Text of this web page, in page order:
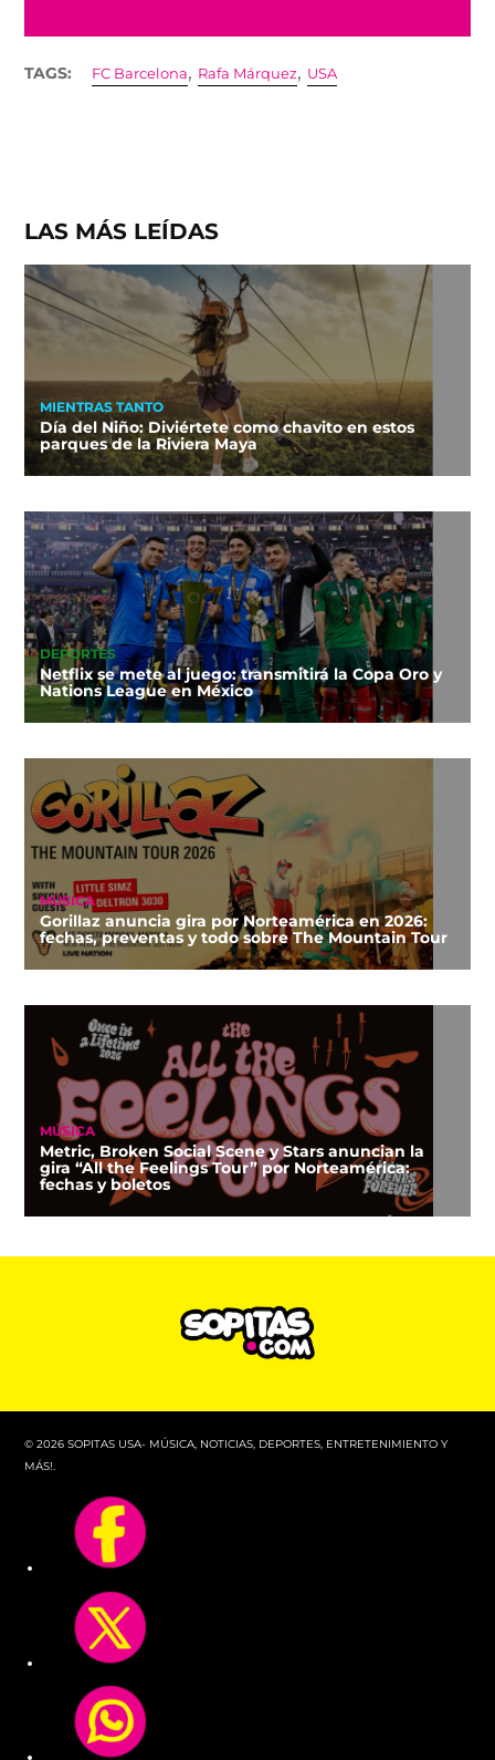
TAGS: FC Barcelona, Rafa Márquez, USA
LAS MÁS LEÍDAS
MIENTRAS TANTO
Día del Niño: Diviértete como chavito en estos
parques de la Riviera Maya
DEPORTES
Netflix se mete al juego: transmitirá la Copa Oro y
Nations League en México
MÚSICA
Gorillaz anuncia gira por Norteamérica en 2026:
fechas, preventas y todo sobre The Mountain Tour
MÚSICA
Metric, Broken Social Scene y Stars anuncian la
gira “All the Feelings Tour” por Norteamérica:
fechas y boletos
© 2026 SOPITAS USA- MÚSICA, NOTICIAS, DEPORTES, ENTRETENIMIENTO Y
MÁS!.